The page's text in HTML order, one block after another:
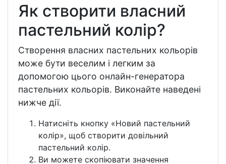
Як створити власний
пастельний колір?
Створення власних пастельних кольорів
може бути веселим і легким за
допомогою цього онлайн-генератора
пастельних кольорів. Виконайте наведені
нижче дії.
Натисніть кнопку «Новий пастельний
колір», щоб створити довільний
пастельний колір.
Ви можете скопіювати значення